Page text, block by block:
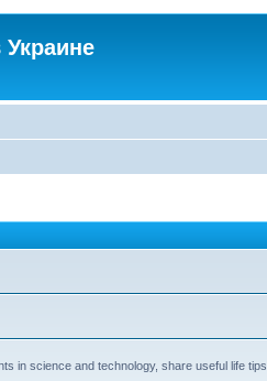
in science and technology, share useful life tips